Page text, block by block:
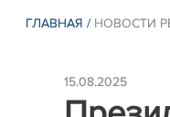
ГЛАВНАЯ / НОВОСТИ
15.08.2025